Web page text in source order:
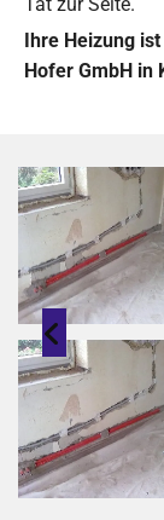
Ihre Heizung
Hofer GmbH in